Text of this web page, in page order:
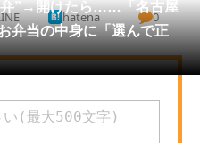
弁”→開けたら……「名古屋
弁当の中身に「選んで正
hatena 0